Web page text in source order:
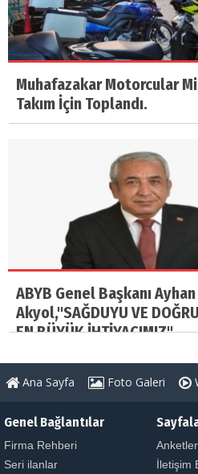
Muhafazakar Motorcular
Takım İçin Toplandı.
ABYB Genel Başkanı Ayhan
Akyol,"SAĞDUYU VE
EN BÜYÜK İHTİYACIMIZ"
Ana Sayfa Foto Galeri
Genel Bağlantılar
Firma Rehberi
Seri ilanlar
Anketler
İletişim